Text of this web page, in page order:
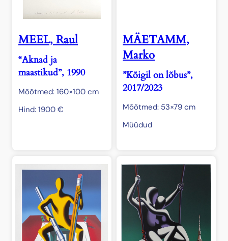
MEEL, Raul
“Aknad ja
maastikud”, 1990
Mõõtmed: 160×100 cm
Hind: 1900 €
MÄETAMM,
Marko
”Kõigil on lõbus”,
2017/2023
Mõõtmed: 53×79 cm
Müüdud